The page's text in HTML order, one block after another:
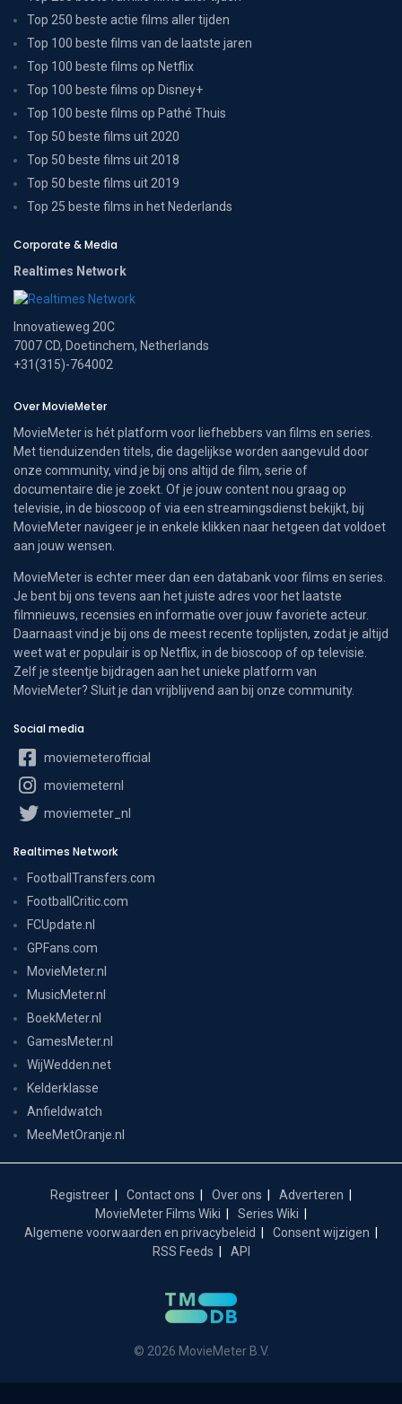
Top 250 beste actie films aller tijden
Top 100 beste films van de laatste jaren
Top 100 beste films op Netflix
Top 100 beste films op Disney+
Top 100 beste films op Pathé Thuis
Top 50 beste films uit 2020
Top 50 beste films uit 2018
Top 50 beste films uit 2019
Top 25 beste films in het Nederlands
Corporate & Media
Realtimes Network
Innovatieweg 20C
7007 CD, Doetinchem, Netherlands
+31(315)-764002
Over MovieMeter
MovieMeter is hét platform voor liefhebbers van films en series.
Met tienduizenden titels, die dagelijkse worden aangevuld door
onze community, vind je bij ons altijd de film, serie of
documentaire die je zoekt. Of je jouw content nou graag op
televisie, in de bioscoop of via een streamingsdienst bekijkt, bij
MovieMeter navigeer je in enkele klikken naar hetgeen dat voldoet
aan jouw wensen.
MovieMeter is echter meer dan een databank voor films en series.
Je bent bij ons tevens aan het juiste adres voor het laatste
filmnieuws, recensies en informatie over jouw favoriete acteur.
Daarnaast vind je bij ons de meest recente toplijsten, zodat je altijd
weet wat er populair is op Netflix, in de bioscoop of op televisie.
Zelf je steentje bijdragen aan het unieke platform van
MovieMeter? Sluit je dan vrijblijvend aan bij onze community.
Social media
moviemeterofficial
moviemeternl
moviemeter_nl
Realtimes Network
FootballTransfers.com
FootballCritic.com
FCUpdate.nl
GPFans.com
MovieMeter.nl
MusicMeter.nl
BoekMeter.nl
GamesMeter.nl
WijWedden.net
Kelderklasse
Anfieldwatch
MeeMetOranje.nl
Registreer Contact ons Over ons
Adverteren
MovieMeter Films Wiki
Series Wiki
Algemene voorwaarden en privacybeleid
Consent wijzigen
RSS Feeds
API
© 2026 MovieMeter B.V.